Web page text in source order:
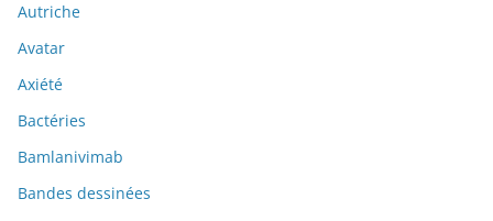
Autriche
Avatar
Axiété
Bactéries
Bamlanivimab
Bandes dessinées